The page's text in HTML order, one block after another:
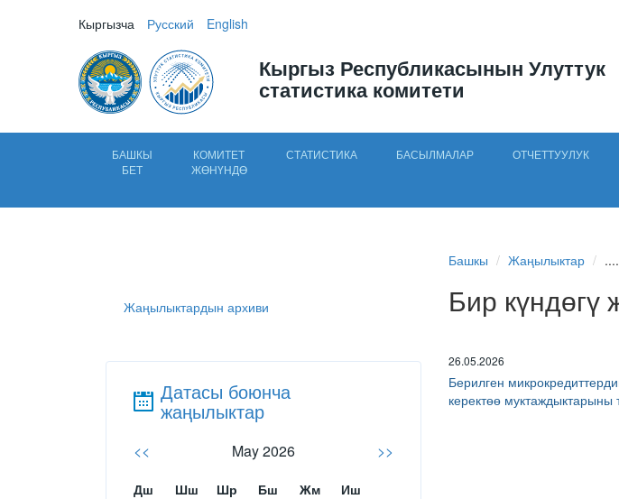
Кыргызча Русский English
Кыргыз Республикасынын Улуттук
статистика комитети
БАШКЫ
БЕТ
КОМИТЕТ
ЖӨНҮНДӨ
СТАТИСТИКА БАСЫЛМАЛАР ОТЧЕТТУУЛУК
Жаңылыктардын архиви
Датасы боюнча
жаңылыктар
<< May 2026 >>
Дш Шш Шр Бш Жм
Иш
Башкы Жаңылыктар
Бир
26.05.2026
Берилген
керектөө муктаждыктарыны